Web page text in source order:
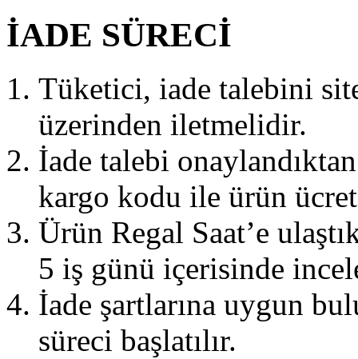
İADE SÜRECİ
Tüketici, iade talebini
üzerinden iletmelidir.
İade talebi
kargo kodu ile ürün
Ürün Regal Saat’e
5 iş günü içerisinde
İade şartlarına uygun
süreci başlatılır.